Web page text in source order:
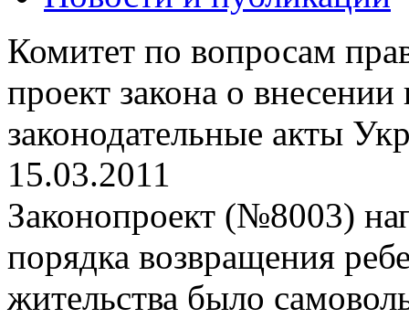
Комитет по вопросам
проект закона о
законодательные акты
15.03.2011
Законопроект (№8003)
порядка возвращения
жительства было